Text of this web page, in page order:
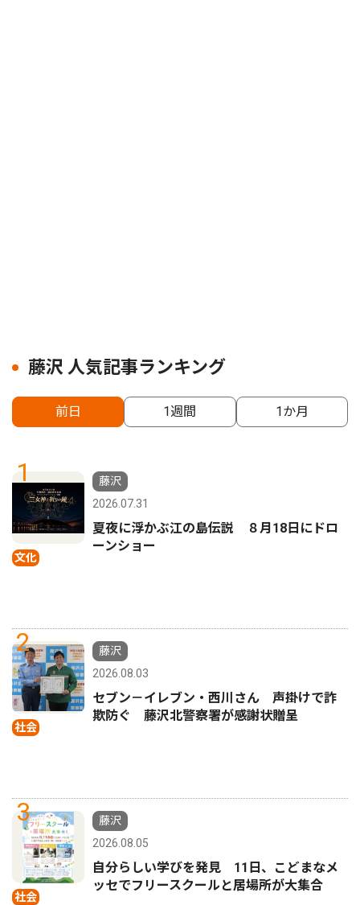
藤沢 人気記事ランキング
前日 1週間 1か月
1
文化
藤沢
2026.07.31
夏夜に浮かぶ江の島伝説 ８月18日にドロ
ーンショー
2
社会
藤沢
2026.08.03
セブン－イレブン・西川さん 声掛けで詐
欺防ぐ 藤沢北警察署が感謝状贈呈
3
社会
藤沢
2026.08.05
自分らしい学びを発見 11日、こどまなメ
ッセでフリースクールと居場所が大集合